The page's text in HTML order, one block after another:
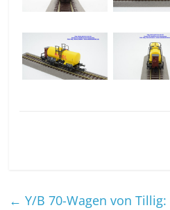
← Y/B 70-Wagen von